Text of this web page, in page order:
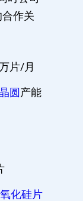
作关
片/月
圆产能
化硅片